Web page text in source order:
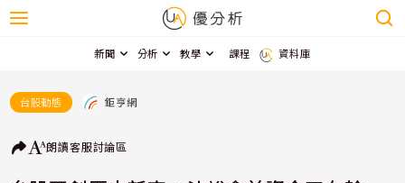
新聞 分析 教學 課程 資料庫
台股動態 鉅亨網
朗讀客服討論區